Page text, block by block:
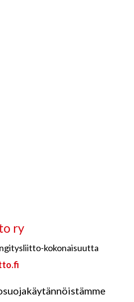
ry
kokonaisuutta